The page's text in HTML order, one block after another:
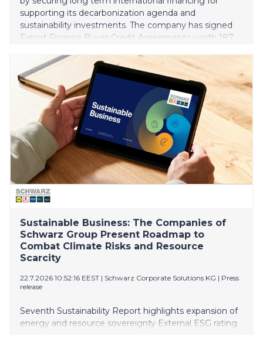
supporting its decarbonization agenda and
sustainability investments. The company has signed
Export Finance Buyer Credit Agreements worth 187
Agency Cesce’s cover, for Osmaniye and Niğde
Projects in its first phase of solar power plant (SPP)
investments with total capacity of 1.2 GW.
Sustainable Business: The Companies of
Schwarz Group Present Roadmap to
Combat Climate Risks and Resource
Scarcity
22.7.2026 10:52:16 EEST | Schwarz Corporate Solutions KG | Press
release
Seventh Sustainability Report highlights expansion of
energy and resource sovereignty External ESG rating